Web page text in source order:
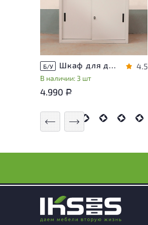
Б/У Шкаф для документов Металл
В наличии: 3 шт
4.5
4.990 Р